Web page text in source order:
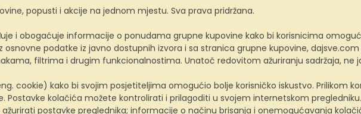
popusti i akcije na jednom mjestu. Sva prava pridržana.
i obogaćuje informacije o ponudama grupne kupovine kako bi korisnicima
osnovne podatke iz javno dostupnih izvora i sa stranica grupne kupovine,
filtrima i drugim funkcionalnostima. Unatoč redovitom ažuriranju sadržaja,
cookie) kako bi svojim posjetiteljima omogućio bolje korisničko iskustvo. Prilikom
Postavke kolačića možete kontrolirati i prilagoditi u svojem internetskom
postavke preglednika; informacije o načinu brisanja i onemogućavanja